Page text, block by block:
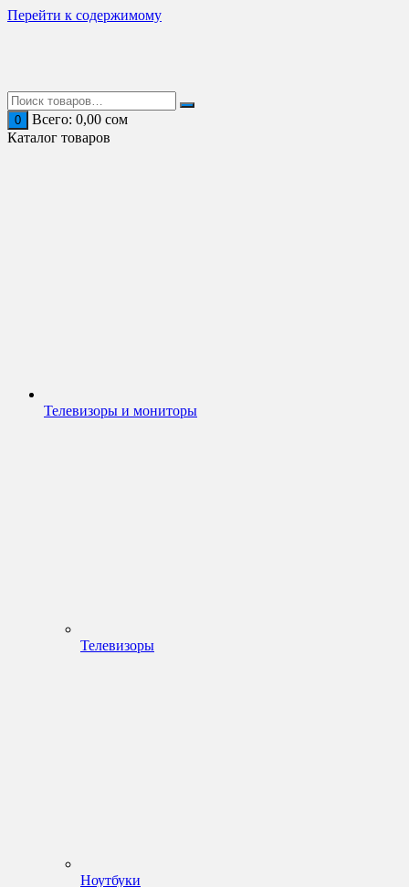
Перейти к содержимому
0 Всего: 0,00 сом
Каталог товаров
Телевизоры и мониторы
Телевизоры
Ноутбуки